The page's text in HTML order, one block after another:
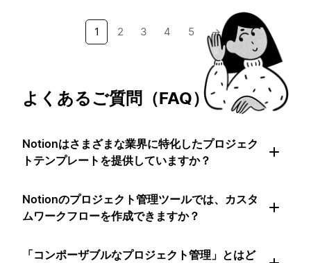
1 2 3 4 5 →
よくあるご質問（FAQ）
Notionはさまざまな業界に特化したプロジェク
トテンプレートを提供していますか？
Notionのプロジェクト管理ツールでは、カスタ
ムワークフローを作成できますか？
「コンポーザブルなプロジェクト管理」とはど